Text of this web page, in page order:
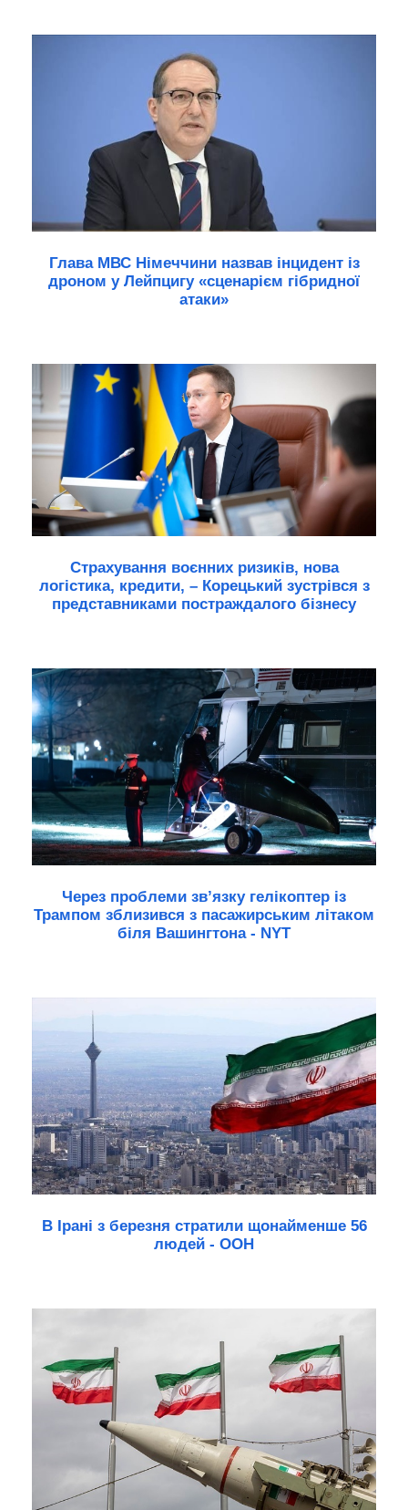
Глава МВС Німеччини назвав інцидент із
дроном у Лейпцигу «сценарієм гібридної
атаки»
Страхування воєнних ризиків, нова
логістика, кредити, – Корецький зустрівся з
представниками постраждалого бізнесу
Через проблеми зв’язку гелікоптер із
Трампом зблизився з пасажирським літаком
біля Вашингтона - NYT
В Ірані з березня стратили щонайменше 56
людей - ООН